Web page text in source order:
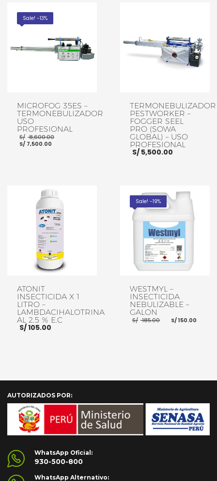
Sale! -13%
MICROFOG 35ES –
TERMONEBULIZADOR
USO
PROFESIONAL
S/ 8,600.00
S/ 7,500.00
AÑADIR AL CARRITO
TERMONEBULIZADOR
PESTWORKER –
FOGGER SEEL
PRO (SOWA
GLOBAL) – USO
PROFESIONAL
S/5,500.00
AÑADIR AL CARRITO
ATONIT
INSECTICIDA X 1
LITRO –
LAMBDACIHALOTRINA
AL 2.5 % E.C
S/105.00
Sale! -19%
WESTMYL –
INSECTICIDA
NEBULIZABLE –
GALON
S/ 185.00 El
precio
S/150.00
AUTORIZADOS POR:
WhatsApp Oficial:
930-500-800
WhatsApp Alternativo: